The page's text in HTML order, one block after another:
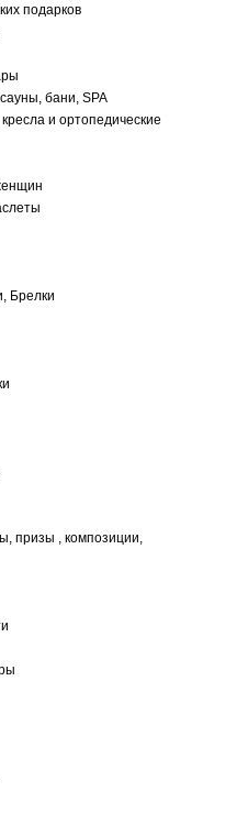
подарков
бани, SPA
и ортопедические
Брелки
призы , композиции,